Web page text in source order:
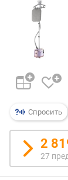
м
о
е
а
в
е
Спросить
2
27